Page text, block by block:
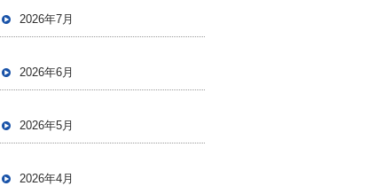
2026年7月
2026年6月
2026年5月
2026年4月